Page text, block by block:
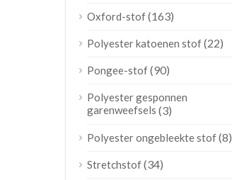
Oxford-stof(163)
Polyester katoenen stof(22)
Pongee-stof(90)
Polyester gesponnen
garenweefsels (3)
Polyester ongebleekte stof(8)
Stretchstof(34)